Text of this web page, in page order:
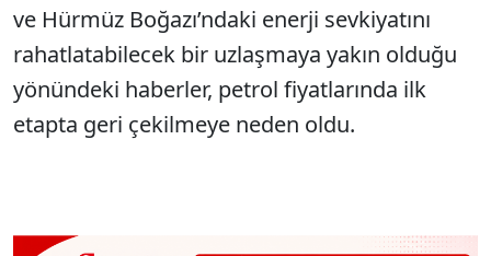
ve Hürmüz Boğazı’ndaki enerji sevkiyatını
rahatlatabilecek bir uzlaşmaya yakın olduğu
yönündeki haberler, petrol fiyatlarında ilk
etapta geri çekilmeye neden oldu.